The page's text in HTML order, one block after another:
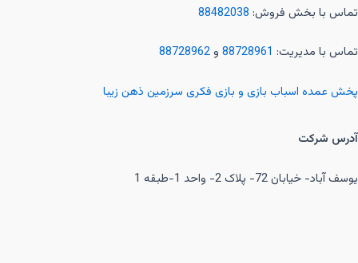
تماس با بخش فروش: 88482038
تماس با مدیریت: 88728961 و88728962
پخش عمده اسباب بازی و بازی فکری سرزمین ذهن زیبا
آدرس شرکت
یوسف آباد- خیابان 72- پلاک 2- واحد 1-طبقه 1